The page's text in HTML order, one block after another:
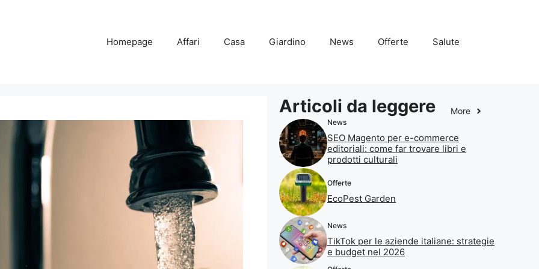
Homepage Affari Casa Giardino News Offerte Salute
Articoli da leggere More
News
SEO Magento per e-commerce
editoriali: come far trovare libri e
prodotti culturali
Offerte
EcoPest Garden
News
TikTok per le aziende italiane: strategie
e budget nel 2026